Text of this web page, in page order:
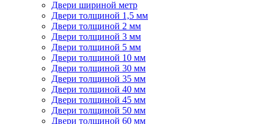
Двери шириной метр
Двери толщиной 1,5 мм
Двери толщиной 2 мм
Двери толщиной 3 мм
Двери толщиной 5 мм
Двери толщиной 10 мм
Двери толщиной 30 мм
Двери толщиной 35 мм
Двери толщиной 40 мм
Двери толщиной 45 мм
Двери толщиной 50 мм
Двери толщиной 60 мм